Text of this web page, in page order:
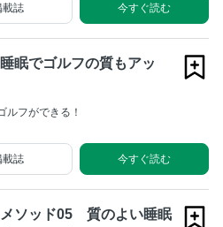
今すぐ読む
載誌
眠でゴルフの質もアッ
ルフができる！
今すぐ読む
載誌
ソッド05 質のよい睡眠